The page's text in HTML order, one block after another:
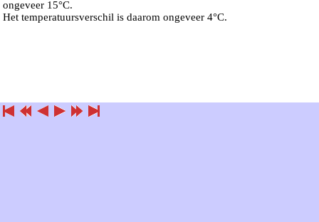
ongeveer 15°C.
Het temperatuursverschil is daarom ongeveer 4°C.